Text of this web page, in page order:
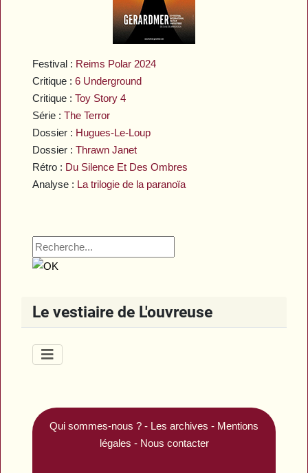
Festival : Reims Polar 2024
Critique :6 Underground
Critique :Toy Story 4
Série :The Terror
Dossier : Hugues-Le-Loup
Dossier :Thrawn Janet
Rétro : Du Silence Et Des Ombres
Analyse : La trilogie de la paranoïa
Le vestiaire de L'ouvreuse
Qui sommes-nous ? - Les archives - Mentions
légales - Nous contacter